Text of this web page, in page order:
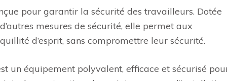
pour garantir la sécurité des travailleurs. Dotée
mesures de sécurité, elle permet aux
d’esprit, sans compromettre leur sécurité.
un équipement polyvalent, efficace et sécurisé